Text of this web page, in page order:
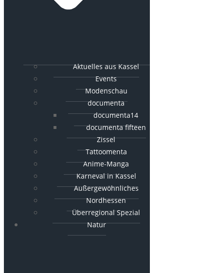
Aktuelles aus Kassel
Events
Modenschau
documenta
documenta14
documenta fifteen
Zissel
Tattoomenta
Anime-Manga
Karneval in Kassel
Außergewöhnliches
Nordhessen
Überregional Spezial
Natur